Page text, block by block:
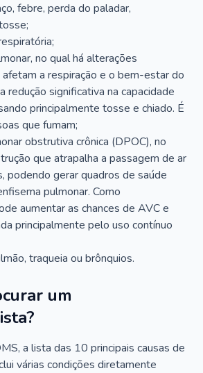
febre, perda do paladar,
no qual há alterações
a respiração e o bem-estar do
redução significativa na capacidade
principalmente tosse e chiado. É
que fumam;
obstrutiva crônica (DPOC), no
que atrapalha a passagem de ar
podendo gerar quadros de saúde
pulmonar. Como
aumentar as chances de AVC e
principalmente pelo uso contínuo
traqueia ou brônquios.
um
a lista das 10 principais causas de
várias condições diretamente